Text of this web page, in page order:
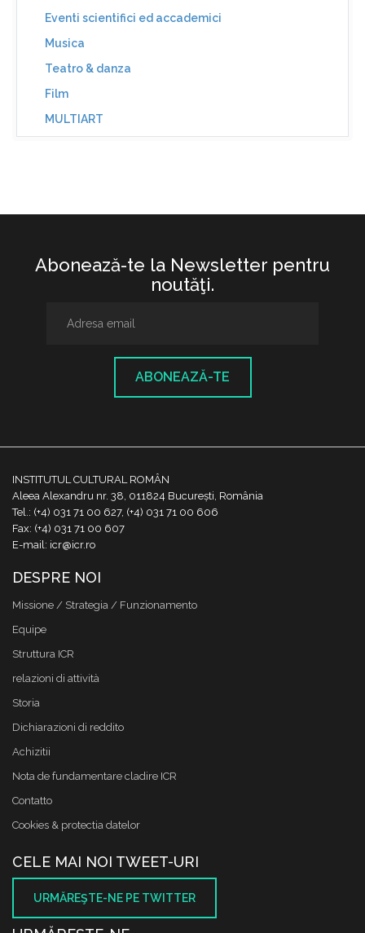
Eventi scientifici ed accademici
Musica
Teatro & danza
Film
MULTIART
Abonează-te la Newsletter pentru
noutăţi.
ABONEAZĂ-TE
INSTITUTUL CULTURAL ROMÂN
Aleea Alexandru nr. 38, 011824 București, România
Tel.: (+4) 031 71 00 627, (+4) 031 71 00 606
Fax: (+4) 031 71 00 607
E-mail: icr@icr.ro
DESPRE NOI
Missione / Strategia / Funzionamento
Equipe
Struttura ICR
relazioni di attività
Storia
Dichiarazioni di reddito
Achizitii
Nota de fundamentare cladire ICR
Contatto
Cookies & protectia datelor
CELE MAI NOI TWEET-URI
URMĂREŞTE-NE PE TWITTER